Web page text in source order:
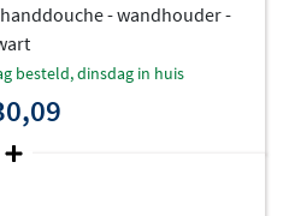
- wandhouder -
besteld, dinsdag in huis